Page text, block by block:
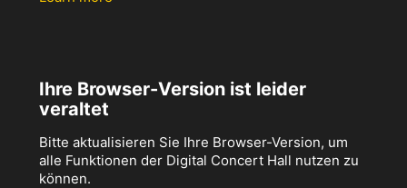
Ihre Browser-Version ist leider
veraltet
Bitte aktualisieren Sie Ihre Browser-Version, um
alle Funktionen der Digital Concert Hall nutzen zu
können.